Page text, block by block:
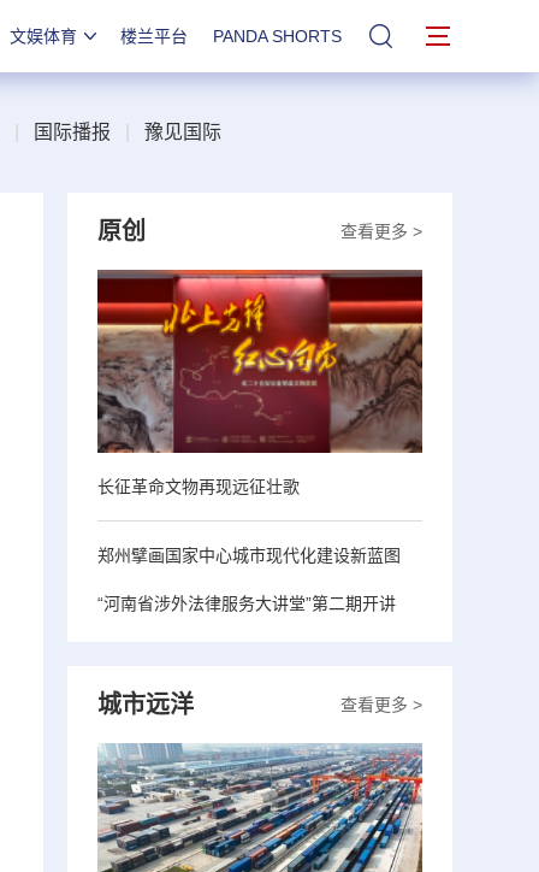
文娱体育 楼兰平台 PANDA SHORTS 站内搜索
国际播报 豫见国际
查看更多 >
原创
长征革命文物再现远征壮歌
郑州擘画国家中心城市现代化建设新蓝图
“河南省涉外法律服务大讲堂”第二期开讲
查看更多 >
城市远洋